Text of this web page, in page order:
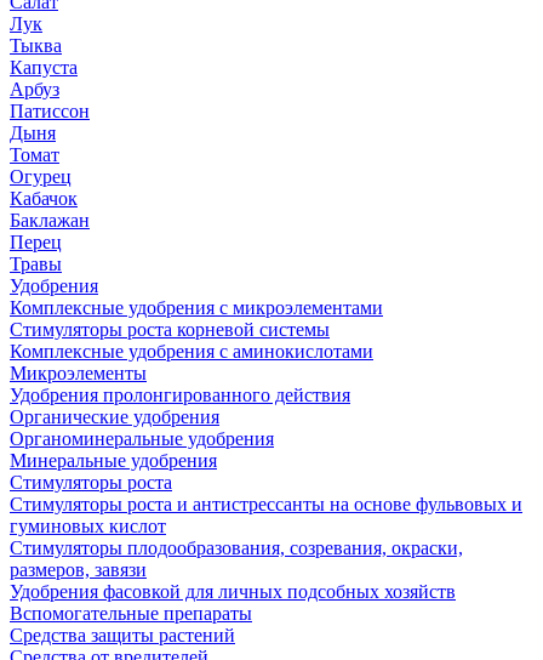
Лук
Тыква
Капуста
Арбуз
Патиссон
Дыня
Томат
Огурец
Кабачок
Баклажан
Перец
Травы
Удобрения
Комплексные удобрения с микроэлементами
Стимуляторы роста корневой системы
Комплексные удобрения с аминокислотами
Микроэлементы
Удобрения пролонгированного действия
Органические удобрения
Органоминеральные удобрения
Минеральные удобрения
Стимуляторы роста
Стимуляторы роста и антистрессанты на основе фульвовых и
гуминовых кислот
Стимуляторы плодообразования, созревания, окраски,
размеров, завязи
Удобрения фасовкой для личных подсобных хозяйств
Вспомогательные препараты
Средства защиты растений